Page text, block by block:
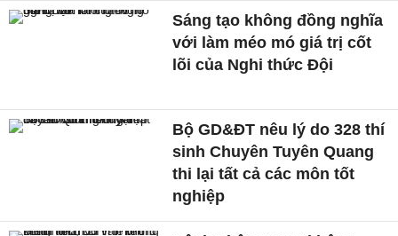
Sáng tạo không đồng nghĩa
với làm méo mó giá trị cốt
lõi của Nghi thức Đội
Bộ GD&ĐT nêu lý do 328 thí
sinh Chuyên Tuyên Quang
thi lại tất cả các môn tốt
nghiệp